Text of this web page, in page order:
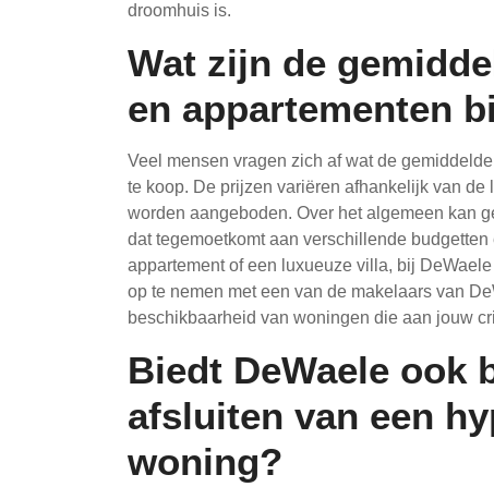
droomhuis is.
Wat zijn de
en appartementen
Veel mensen vragen zich af wat de
te koop. De prijzen variëren afhankelijk van
worden aangeboden. Over het algemeen kan
dat tegemoetkomt aan verschillende
appartement of een luxueuze villa, bij
op te nemen met een van de makelaars van
beschikbaarheid van woningen die aan jouw
Biedt DeWaele ook
afsluiten van een
woning?